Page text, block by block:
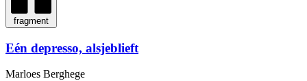
fragment
Eén depresso, alsjeblieft
Marloes Berghege